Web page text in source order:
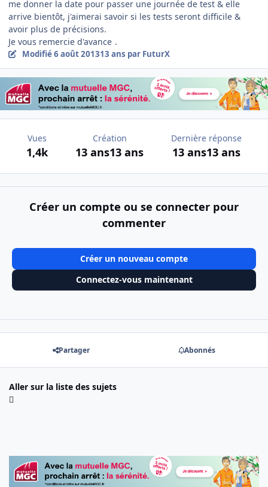
me donner la date pour passer une journée de test & elle
arrive bientôt, j'aimerai savoir si les tests seront difficile &
avoir plus de précisions.
Je vous remercie d'avance .
Modifié6 août 201313 ans par FuturX
Vues
1,4k
Création
13 ans13 ans
Dernière réponse
13 ans13 ans
Créer un compte ou se connecter pour
commenter
Créer un nouveau compte
Connectez-vous maintenant
Partager Abonnés
Aller sur la liste des sujets